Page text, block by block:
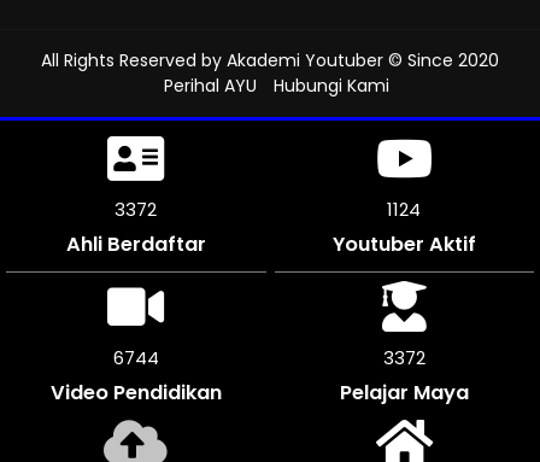
All Rights Reserved by Akademi Youtuber © Since 2020
Perihal AYU
Hubungi Kami
3705
Ahli Berdaftar
1235
Youtuber Aktif
7404
Video Pendidikan
3702
Pelajar Maya